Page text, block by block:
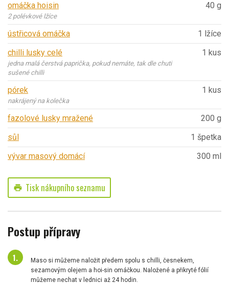
omáčka hoisin
2 polévkové lžíce
40 g
ústřicová omáčka
1 lžíce
chilli lusky celé
jedna malá čerstvá paprička, pokud nemáte, tak dle chuti
sušené chilli
1 kus
pórek
nakrájený na kolečka
1 kus
fazolové lusky mražené
200 g
sůl
1 špetka
vývar masový domácí
300 ml
print Tisk nákupního seznamu
Postup přípravy
Maso si můžeme naložit předem spolu s chilli, česnekem,
sezamovým olejem a hoi-sin omáčkou. Naložené a přikryté fólií
můžeme nechat v lednici až 24 hodin.